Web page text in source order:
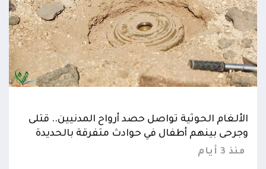
الألغام الحوثية تواصل حصد أرواح المدنيين.. قتلى
وجرحى بينهم أطفال في حوادث متفرقة بالحديدة
منذ 3 أيام